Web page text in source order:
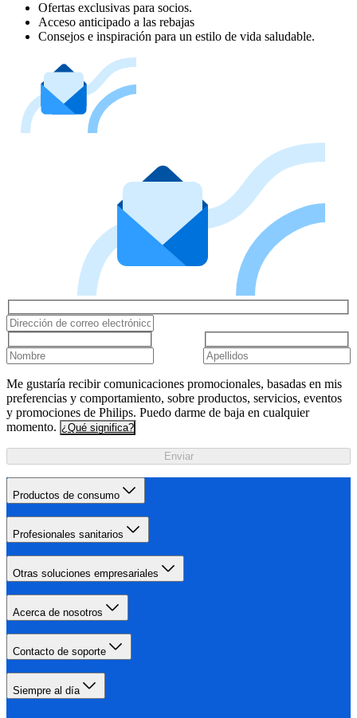
Ofertas exclusivas para socios.
Acceso anticipado a las rebajas
Consejos e inspiración para un estilo de vida saludable.
Me gustaría recibir comunicaciones promocionales, basadas en mis
preferencias y comportamiento, sobre productos, servicios, eventos
y promociones de Philips. Puedo darme de baja en cualquier
momento. ¿Qué significa?
Enviar
Productos de consumo
Profesionales sanitarios
Otras soluciones empresariales
Acerca de nosotros
Contacto de soporte
Siempre al día